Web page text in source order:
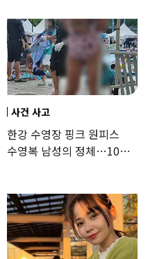
사건 사고
한강 수영장 핑크 원피스
수영복 남성의 정체…10대